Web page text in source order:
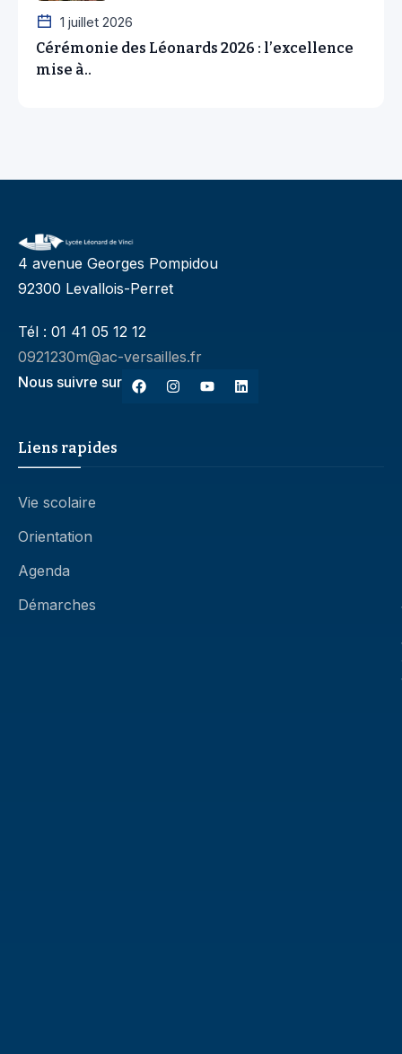
1 juillet 2026
Cérémonie des Léonards 2026 : l’excellence
mise à..
4 avenue Georges Pompidou
92300 Levallois-Perret
Tél : 01 41 05 12 12
0921230m@ac-versailles.fr
Nous suivre sur
Liens rapides
Vie scolaire
Orientation
Agenda
Démarches